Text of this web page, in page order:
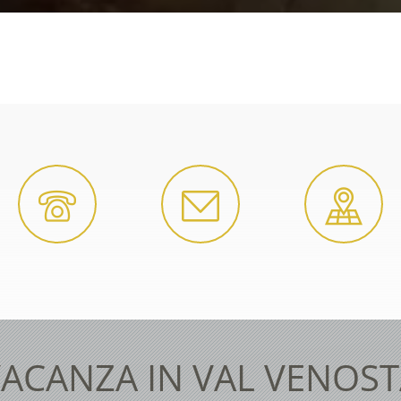
IN VAL